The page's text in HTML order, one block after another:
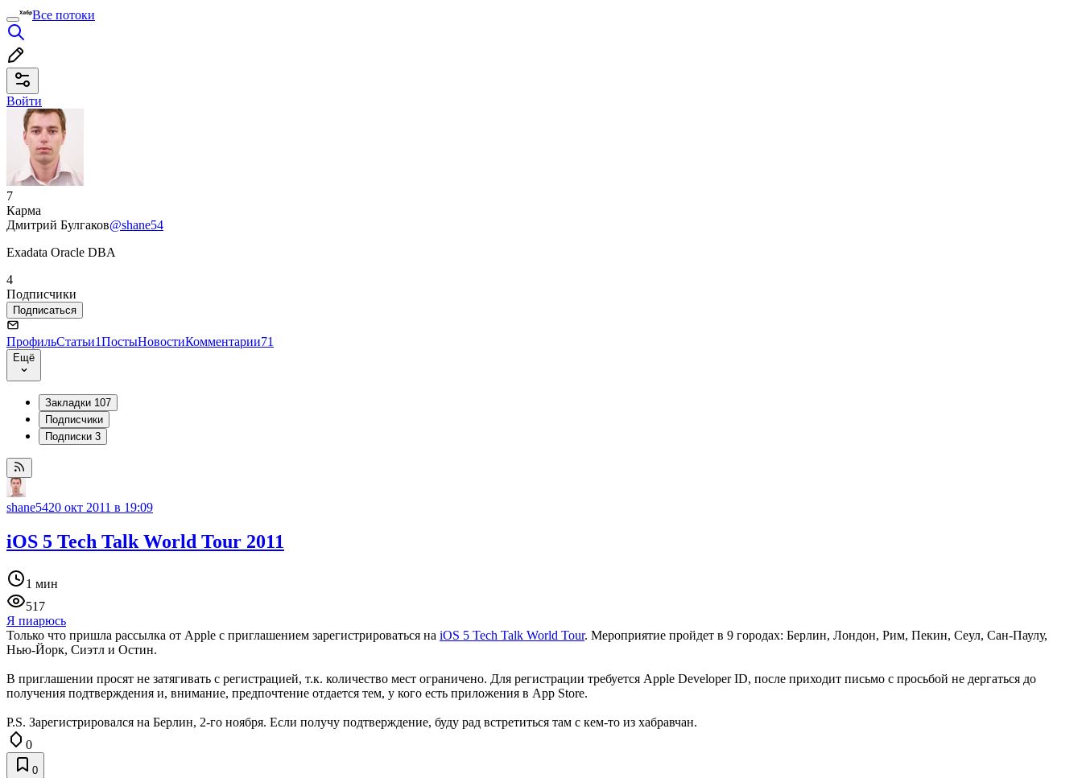
Все потоки
Войти
7
Карма
Дмитрий Булгаков@shane54
Exadata Oracle DBA
4
Подписчики
Подписаться
ПрофильСтатьи1ПостыНовостиКомментарии71
Ещё
Закладки 107
Подписчики
Подписки 3
shane5420 окт 2011 в 19:09
iOS 5 Tech Talk World Tour 2011
1 мин
517
Я пиарюсь
Только что пришла рассылка от Apple с приглашением зарегистрироваться на iOS 5 Tech Talk World Tour. Мероприятие пройдет в 9 городах: Берлин, Лондон, Рим, Пекин, Сеул, Сан-Паулу,
Нью-Йорк, Сиэтл и Остин.
В приглашении просят не затягивать с регистрацией, т.к. количество мест ограничено. Для регистрации требуется Apple Developer ID, после приходит письмо с просьбой не дергаться до
получения подтверждения и, внимание, предпочтение отдается тем, у кого есть приложения в App Store.
P.S. Зарегистрировался на Берлин, 2-го ноября. Если получу подтверждение, буду рад встретиться там с кем-то из хабравчан.
0
0